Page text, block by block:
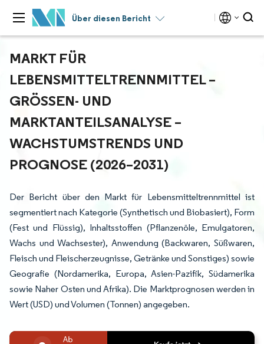
Über diesen Bericht
MARKT FÜR
LEBENSMITTELTRENNMITTEL –
GRÖSSEN- UND M
ARKTANTEILSANALYSE – W
ACHSTUMSTRENDS UND P
ROGNOSE (2026–2031)
Der Bericht über den Markt für Lebensmitteltrennmittel ist
segmentiert nach Kategorie (Synthetisch und Biobasiert), Form
(Fest und Flüssig), Inhaltsstoffen (Pflanzenöle, Emulgatoren,
Wachs und Wachsester), Anwendung (Backwaren, Süßwaren,
Fleisch und Fleischerzeugnisse, Getränke und Sonstiges) sowie
Geografie (Nordamerika, Europa, Asien-Pazifik, Südamerika
sowie Naher Osten und Afrika). Die Marktprognosen werden in
Wert (USD) und Volumen (Tonnen) angegeben.